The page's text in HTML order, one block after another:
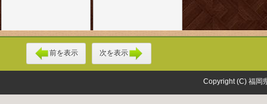
前を表示 次を表示
Copyright (C) 福岡